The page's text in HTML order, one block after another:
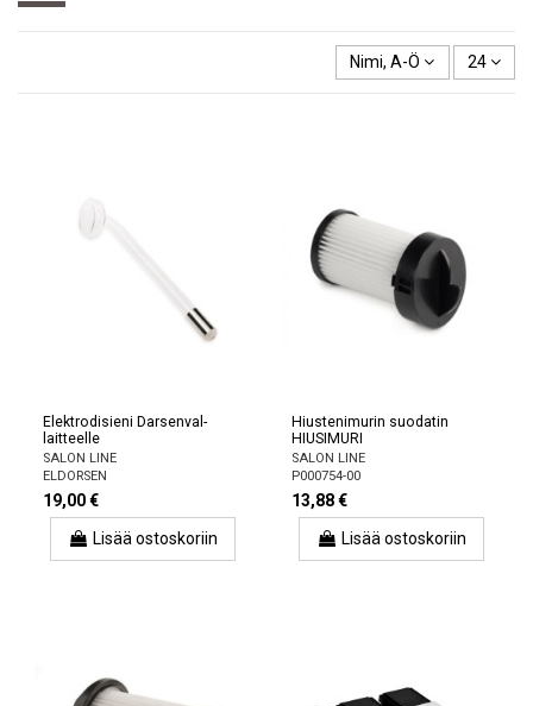
Nimi, A-Ö 24
Elektrodisieni Darsenval-
laitteelle
SALON LINE
ELDORSEN
19,00 €
Lisää ostoskoriin
Hiustenimurin suodatin
HIUSIMURI
SALON LINE
P000754-00
13,88 €
Lisää ostoskoriin